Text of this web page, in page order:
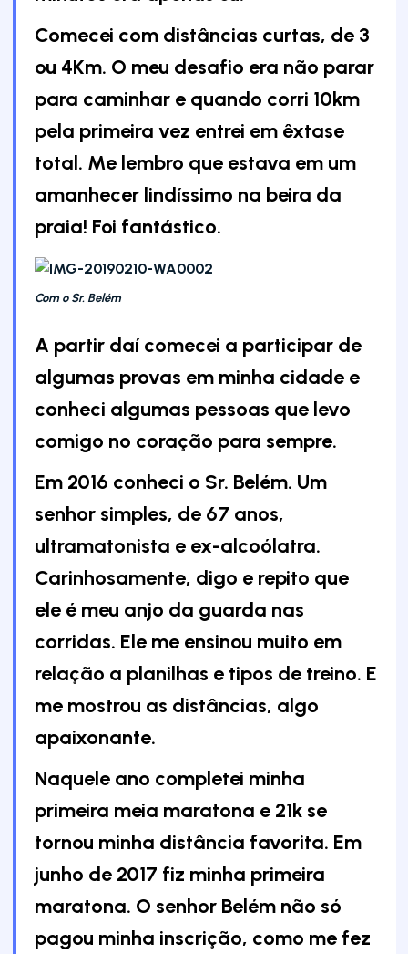
Comecei com distâncias curtas, de 3
ou 4Km. O meu desafio era não parar
para caminhar e quando corri 10km
pela primeira vez entrei em êxtase
total. Me lembro que estava em um
amanhecer lindíssimo na beira da
praia! Foi fantástico.
Com o Sr. Belém
A partir daí comecei a participar de
algumas provas em minha cidade e
conheci algumas pessoas que levo
comigo no coração para sempre.
Em 2016 conheci o Sr. Belém. Um
senhor simples, de 67 anos,
ultramatonista e ex-alcoólatra.
Carinhosamente, digo e repito que
ele é meu anjo da guarda nas
corridas. Ele me ensinou muito em
relação a planilhas e tipos de treino. E
me mostrou as distâncias, algo
apaixonante.
Naquele ano completei minha
primeira meia maratona e 21k se
tornou minha distância favorita. Em
junho de 2017 fiz minha primeira
maratona. O senhor Belém não só
pagou minha inscrição, como me fez